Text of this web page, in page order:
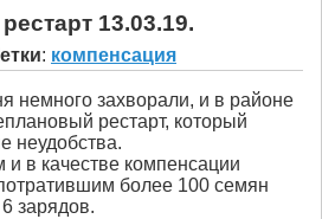
13.03.19.
: компенсация
немного захворали, и в районе
рестарт, который
неудобства.
в качестве компенсации
более 100 семян
зарядов.